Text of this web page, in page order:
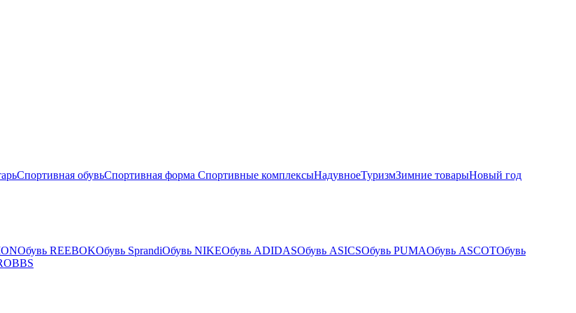
Спортивная обувьСпортивная форма Спортивные комплексыНадувноеТуризмЗимние товарыНовый год
Обувь REEBOKОбувь SprandiОбувь NIKEОбувь ADIDASОбувь ASICSОбувь PUMAОбувь ASCOTОбувь